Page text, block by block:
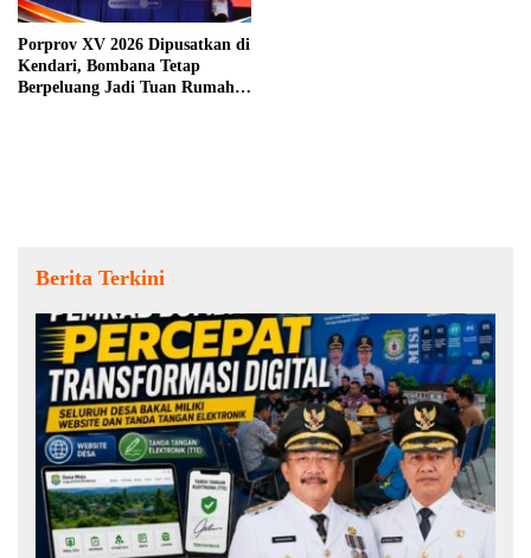
Porprov XV 2026 Dipusatkan di
Kendari, Bombana Tetap
Berpeluang Jadi Tuan Rumah
Berita Terkini